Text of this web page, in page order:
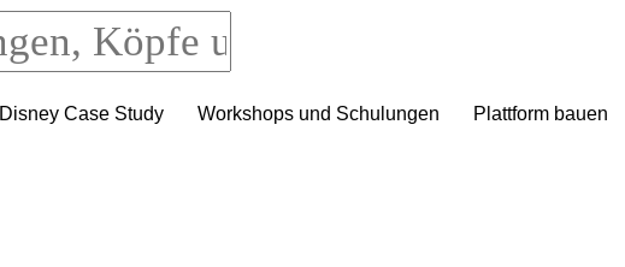
Disney Case Study Workshops und Schulungen Plattform bauen